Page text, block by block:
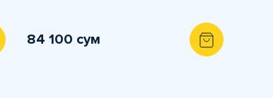
84 100 сум